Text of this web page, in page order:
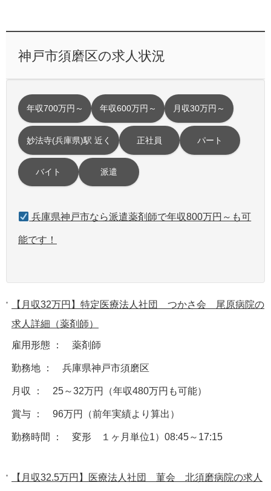
神戸市須磨区の求人状況
年収700万円～ 年収600万円～ 月収30万円～
妙法寺(兵庫県)駅 近く 正社員 パート
バイト 派遣
兵庫県神戸市なら派遣薬剤師で年収800万円～も可
能です！
【月収32万円】特定医療法人社団 つかさ会 尾原病院の
求人詳細（薬剤師）
雇用形態 ： 薬剤師
勤務地 ： 兵庫県神戸市須磨区
月収 ： 25～32万円（年収480万円も可能）
賞与 ： 96万円（前年実績より算出）
勤務時間 ： 変形 １ヶ月単位1）08:45～17:15
【月収32.5万円】医療法人社団 菫会 北須磨病院の求人